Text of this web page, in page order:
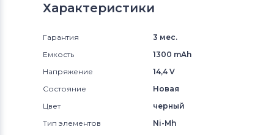
Характеристики
Гарантия
3 мес.
Емкость
1300 mAh
Напряжение
14,4 V
Состояние
Новая
Цвет
черный
Тип элементов
Ni-Mh